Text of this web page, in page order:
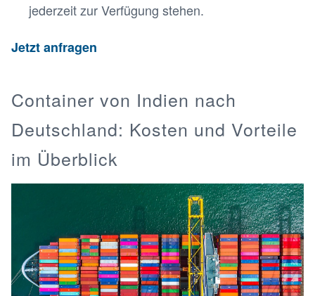
jederzeit zur Verfügung stehen.
Jetzt anfragen
Container von Indien nach
Deutschland: Kosten und Vorteile
im Überblick